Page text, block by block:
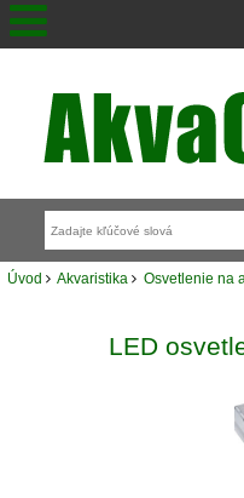
Úvod Akvaristika Osvetlenie na
LED